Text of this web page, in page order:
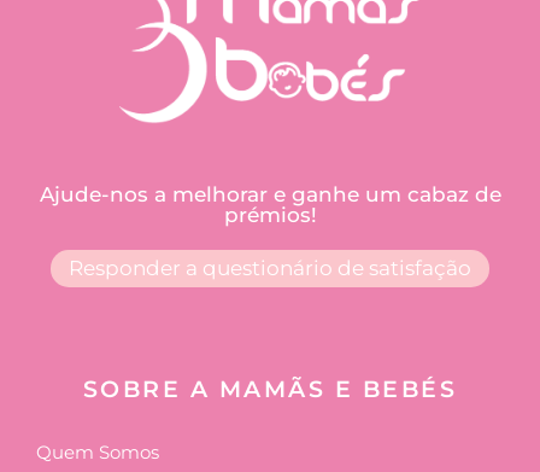
Ajude-nos a melhorar e ganhe um cabaz de
prémios!
Responder a questionário de satisfação
SOBRE A MAMÃS E BEBÉS
Quem Somos